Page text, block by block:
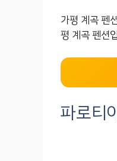
가평 계곡 펜
평 계곡 펜션
파로티